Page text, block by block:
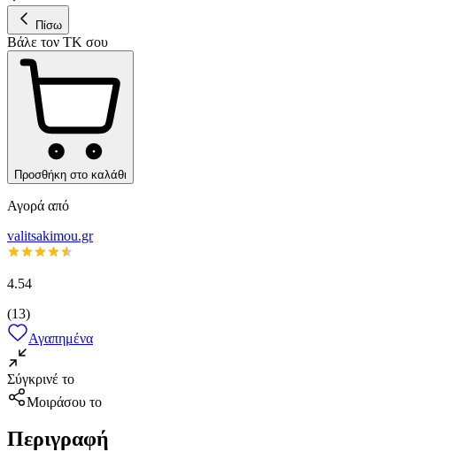
Πίσω
Βάλε τον ΤΚ σου
Προσθήκη στο καλάθι
Αγορά από
valitsakimou.gr
4.54
(13)
Αγαπημένα
Σύγκρινέ το
Μοιράσου το
Περιγραφή